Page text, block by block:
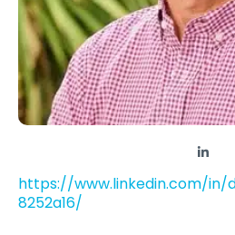
https://www.linkedin.com/in/
8252a16/